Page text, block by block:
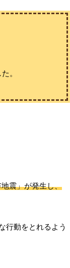
。
震」が発生し、
行動をとれるよう